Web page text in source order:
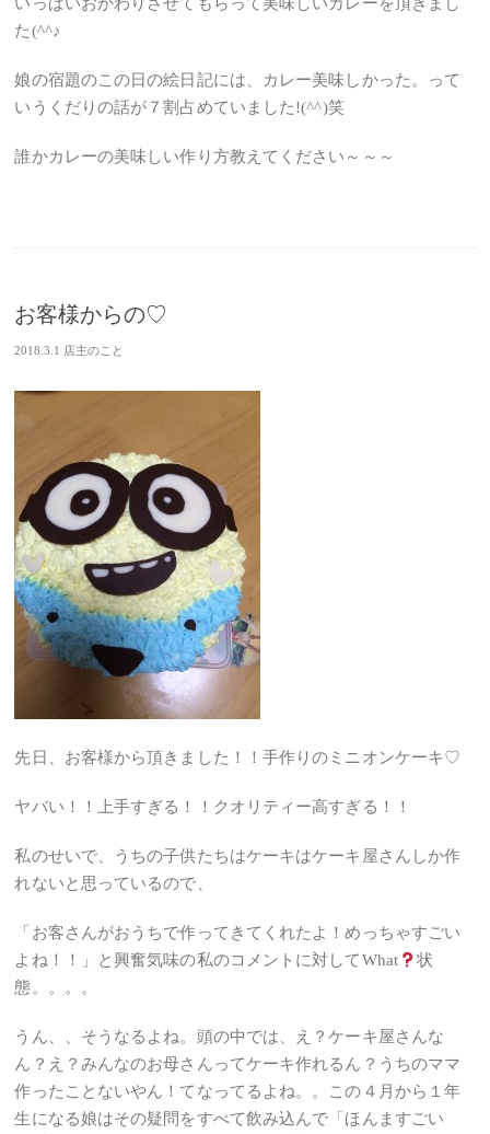
た(^^♪
娘の宿題のこの日の絵日記には、カレー美味しかった。って
いうくだりの話が７割占めていました!(^^)笑
誰かカレーの美味しい作り方教えてください～～～
お客様からの♡
2018.3.1 店主のこと
先日、お客様から頂きました！！手作りのミニオンケーキ♡
ヤバい！！上手すぎる！！クオリティー高すぎる！！
私のせいで、うちの子供たちはケーキはケーキ屋さんしか作
れないと思っているので、
「お客さんがおうちで作ってきてくれたよ！めっちゃすごい
よね！！」と興奮気味の私のコメントに対してWhat
状
態。。。。
うん、、そうなるよね。頭の中では、え？ケーキ屋さんな
ん？え？みんなのお母さんってケーキ作れるん？うちのママ
作ったことないやん！てなってるよね。。この４月から１年
生になる娘はその疑問をすべて飲み込んで「ほんますごい